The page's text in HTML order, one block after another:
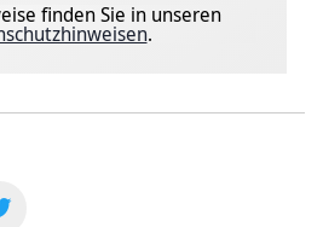
finden Sie in unseren
.